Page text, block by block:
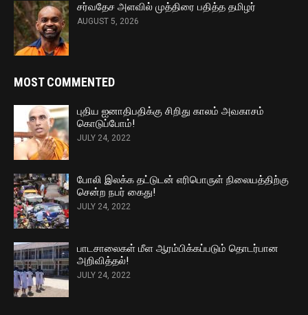
சர்வதேச அளவில் முத்திரை பதித்த தமிழர்
AUGUST 5, 2026
MOST COMMENTED
புதிய ஐனாதிபதிக்கு சிறிது காலம் அவகாசம்
கொடுப்போம்!
JULY 24, 2022
போலி இலக்க தட்டுடன் எரிபொருள் நிலையத்திற்கு
சென்ற நபர் கைது!
JULY 24, 2022
பாடசாலைகள் மீள ஆரம்பிக்கப்படும் தொடர்பான
அறிவித்தல்!
JULY 24, 2022